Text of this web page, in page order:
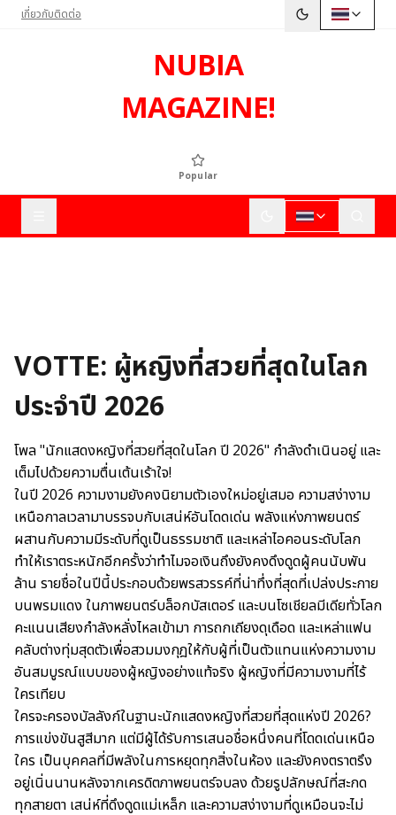
เกี่ยวกับติดต่อ
NUBIA
MAGAZINE!
Popular
VOTTE: ผู้หญิงที่สวยที่สุดในโลก
ประจำปี 2026
โพล "นักแสดงหญิงที่สวยที่สุดในโลก ปี 2026" กำลังดำเนินอยู่ และ
เต็มไปด้วยความตื่นเต้นเร้าใจ!
ในปี 2026 ความงามยังคงนิยามตัวเองใหม่อยู่เสมอ ความสง่างาม
เหนือกาลเวลามาบรรจบกับเสน่ห์อันโดดเด่น พลังแห่งภาพยนตร์
ผสานกับความมีระดับที่ดูเป็นธรรมชาติ และเหล่าไอคอนระดับโลก
ทำให้เราตระหนักอีกครั้งว่าทำไมจอเงินถึงยังคงดึงดูดผู้คนนับพัน
ล้าน รายชื่อในปีนี้ประกอบด้วยพรสวรรค์ที่น่าทึ่งที่สุดที่เปล่งประกาย
บนพรมแดง ในภาพยนตร์บล็อกบัสเตอร์ และบนโซเชียลมีเดียทั่วโลก
คะแนนเสียงกำลังหลั่งไหลเข้ามา การถกเถียงดุเดือด และเหล่าแฟน
คลับต่างทุ่มสุดตัวเพื่อสวมมงกุฎให้กับผู้ที่เป็นตัวแทนแห่งความงาม
อันสมบูรณ์แบบของผู้หญิงอย่างแท้จริง ผู้หญิงที่มีความงามที่ไร้
ใครเทียบ
ใครจะครองบัลลังก์ในฐานะนักแสดงหญิงที่สวยที่สุดแห่งปี 2026?
การแข่งขันสูสีมาก แต่มีผู้ได้รับการเสนอชื่อหนึ่งคนที่โดดเด่นเหนือ
ใคร เป็นบุคคลที่มีพลังในการหยุดทุกสิ่งในห้อง และยังคงตราตรึง
อยู่เนิ่นนานหลังจากเครดิตภาพยนตร์จบลง ด้วยรูปลักษณ์ที่สะกด
ทุกสายตา เสน่ห์ที่ดึงดูดแม่เหล็ก และความสง่างามที่ดูเหมือนจะไม่